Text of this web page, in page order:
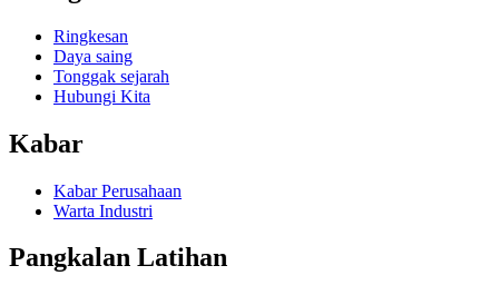
Ringkesan
Daya saing
Tonggak sejarah
Hubungi Kita
Kabar
Kabar Perusahaan
Warta Industri
Pangkalan Latihan